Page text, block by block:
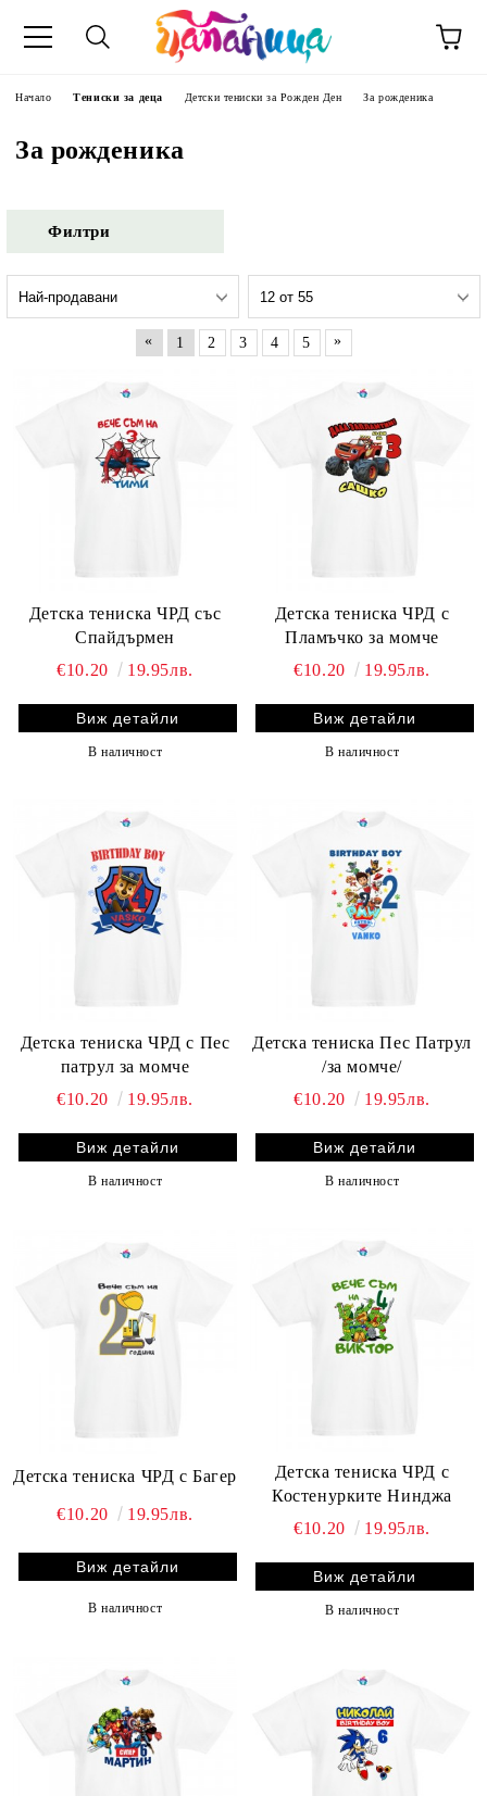
Начало Тениски за деца Детски тениски за Рожден Ден За рожденика
За рожденика
Филтри
« 1 2 3 4 5 »
Детска тениска ЧРД със
Спайдърмен
€10.20
19.95лв.
Виж детайли
В наличност
Детска тениска ЧРД с
Пламъчко за момче
€10.20
19.95лв.
Виж детайли
В наличност
Детска тениска ЧРД с Пес
патрул за момче
€10.20
19.95лв.
Виж детайли
В наличност
Детска тениска Пес Патрул
/за момче/
€10.20
19.95лв.
Виж детайли
В наличност
Детска тениска ЧРД с Багер
€10.20 19.95лв.
Виж детайли
В наличност
Детска тениска ЧРД с
Костенурките Нинджа
€10.20
19.95лв.
Виж детайли
В наличност